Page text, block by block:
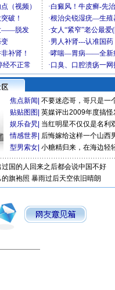
焦点新闻 不要迷恋哥，哥只是一
贴贴图图 英媒评出2009年度搞怪
娱乐旮旯 当红明星不仅仅是名利
情感世界 后悔嫁给这样一个山西
型男索女 小糖精归来，在海边轻
过国的人回来之后都会说中国不好
旗袍照 暴雨过后天空依旧晴朗